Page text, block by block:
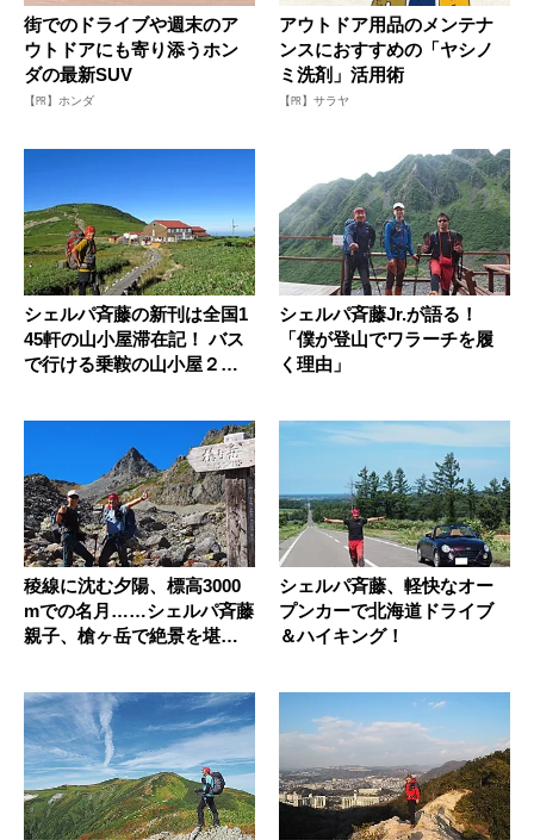
街でのドライブや週末のア
ウトドアにも寄り添うホン
ダの最新SUV
【PR】ホンダ
アウトドア用品のメンテナ
ンスにおすすめの「ヤシノ
ミ洗剤」活用術
【PR】サラヤ
シェルパ斉藤の新刊は全国1
45軒の山小屋滞在記！ バス
で行ける乗鞍の山小屋２選
シェルパ斉藤Jr.が語る！
「僕が登山でワラーチを履
く理由」
稜線に沈む夕陽、標高3000
mでの名月……シェルパ斉藤
親子、槍ヶ岳で絶景を堪
シェルパ斉藤、軽快なオー
プンカーで北海道ドライブ
＆ハイキング！